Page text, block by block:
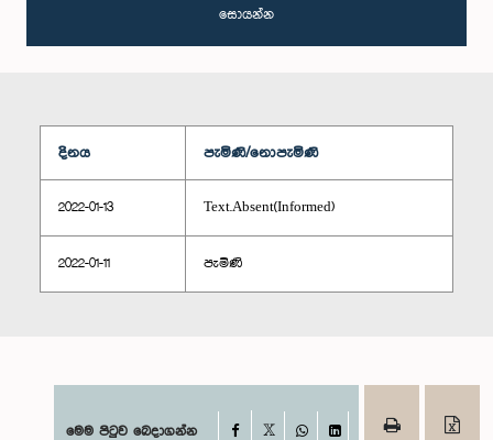
සොයන්න
දිනය පැමිණි/නොපැමිණි
2022-01-13 Text.Absent(Informed)
2022-01-11 පැමිණි
මෙම පිටුව බෙදාගන්න Facebook